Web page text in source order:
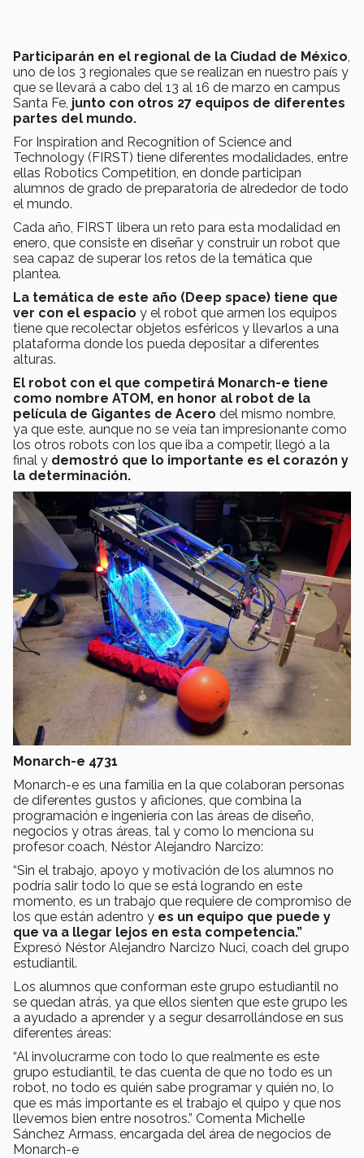
Participarán en el regional de la Ciudad de México
uno de los 3 regionales que se realizan en nuestro país y
que se llevará a cabo del 13 al 16 de marzo en campus
Santa Fe, junto con otros 27 equipos de diferentes
partes del mundo.
For Inspiration and Recognition of Science and
Technology (FIRST) tiene diferentes modalidades, entre
ellas Robotics Competition, en donde participan
alumnos de grado de preparatoria de alrededor de todo
el mundo.
Cada año, FIRST libera un reto para esta modalidad en
enero, que consiste en diseñar y construir un robot que
sea capaz de superar los retos de la temática que
plantea.
La temática de este año (Deep space) tiene que
ver con el espacio y el robot que armen los equipos
tiene que recolectar objetos esféricos y llevarlos a una
plataforma donde los pueda depositar a diferentes
alturas.
El robot con el que competirá Monarch-e tiene
como nombre ATOM, en honor al robot de la
película de Gigantes de Acero del mismo nombre,
ya que este, aunque no se veía tan impresionante como
los otros robots con los que iba a competir, llegó a la
final y demostró que lo importante es el corazón y
la determinación.
Monarch-e 4731
Monarch-e es una familia en la que colaboran personas
de diferentes gustos y aficiones, que combina la
programación e ingeniería con las áreas de diseño,
negocios y otras áreas, tal y como lo menciona su
profesor coach, Néstor Alejandro Narcizo:
“Sin el trabajo, apoyo y motivación de los alumnos no
podría salir todo lo que se está logrando en este
momento, es un trabajo que requiere de compromiso de
los que están adentro y es un equipo que puede y
que va a llegar lejos en esta competencia.”
Expresó Néstor Alejandro Narcizo Nuci, coach del grupo
estudiantil.
Los alumnos que conforman este grupo estudiantil no
se quedan atrás, ya que ellos sienten que este grupo les
a ayudado a aprender y a segur desarrollándose en sus
diferentes áreas:
“Al involucrarme con todo lo que realmente es este
grupo estudiantil, te das cuenta de que no todo es un
robot, no todo es quién sabe programar y quién no, lo
que es más importante es el trabajo el quipo y que nos
llevemos bien entre nosotros.” Comenta Michelle
Sánchez Armass, encargada del área de negocios de
Monarch-e